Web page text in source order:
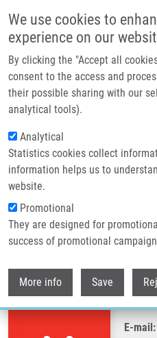
We use cookies to
experience on our
By clicking the "Accept all
consent to the access and
their possible sharing with our
analytical tools).
Analytical
Statistics cookies collect
information helps us to
website.
Promotional
They are designed for
success of promotional
More info Save
Header image
Drobečková navigace
Domů Šťastná Veronika
Šťastná Veronika
E-mail: